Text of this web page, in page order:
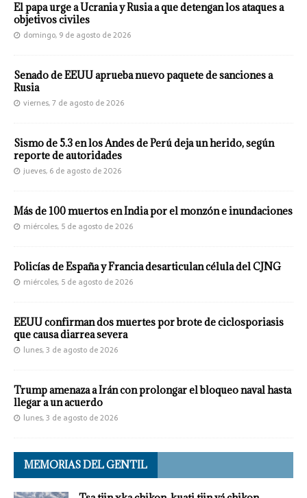
El papa urge a Ucrania y Rusia a que detengan los ataques a
objetivos civiles
domingo, 9 de agosto de 2026
Senado de EEUU aprueba nuevo paquete de sanciones a
Rusia
viernes, 7 de agosto de 2026
Sismo de 5.3 en los Andes de Perú deja un herido, según
reporte de autoridades
jueves, 6 de agosto de 2026
Más de 100 muertos en India por el monzón e inundaciones
miércoles, 5 de agosto de 2026
Policías de España y Francia desarticulan célula del CJNG
miércoles, 5 de agosto de 2026
EEUU confirman dos muertes por brote de ciclosporiasis
que causa diarrea severa
lunes, 3 de agosto de 2026
Trump amenaza a Irán con prolongar el bloqueo naval hasta
llegar a un acuerdo
lunes, 3 de agosto de 2026
MEMORIAS DEL GENTIL